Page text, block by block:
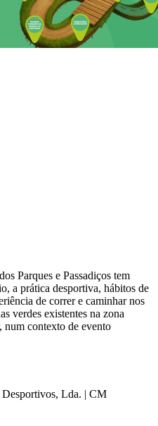
Parques e Passadiços tem
a prática desportiva, hábitos de
de correr e caminhar nos
verdes existentes na zona
num contexto de evento
Desportivos, Lda. | CM